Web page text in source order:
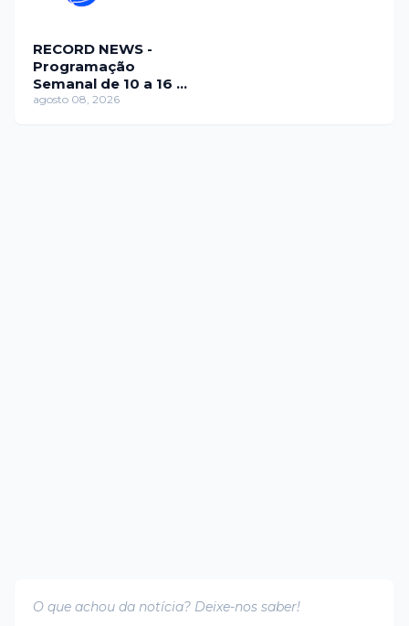
RECORD NEWS -
Programação
Semanal de 10 a 16 de
agosto
agosto 08, 2026
O que achou da notícia? Deixe-nos saber!